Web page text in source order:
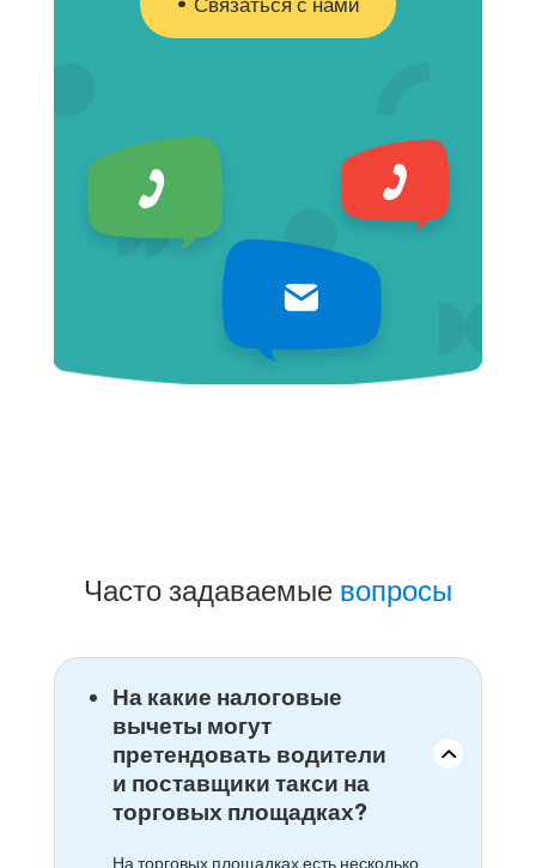
Связаться с нами
На какие налоговые
вычеты могут
претендовать водители
и поставщики такси на
торговых площадках?